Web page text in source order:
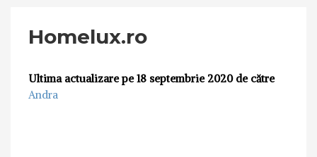
Homelux.ro
Ultima actualizare pe 18 septembrie 2020 de către
Andra